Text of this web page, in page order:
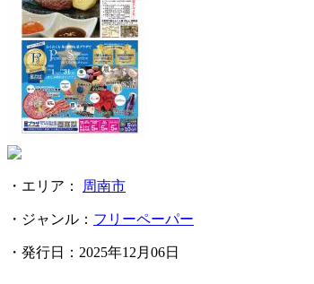
・エリア： 周南市
・ジャンル： フリーペーパー
・発行日： 2025年12月06日